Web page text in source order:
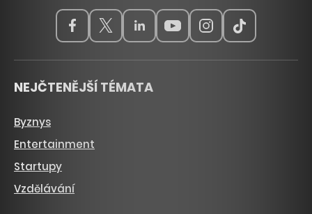
NEJČTENĚJŠÍ TÉMATA
Byznys
Entertainment
Startupy
Vzdělávání